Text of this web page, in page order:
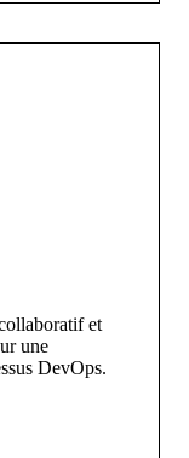
et
une
DevOps.